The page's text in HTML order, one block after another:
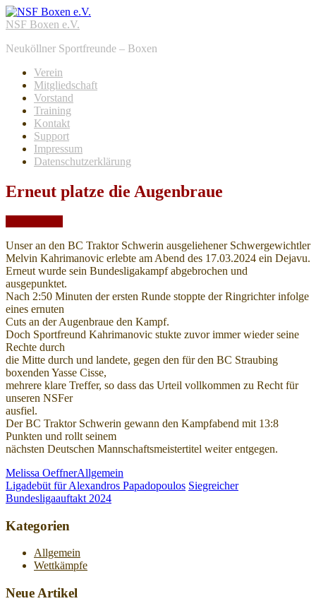
NSF Boxen e.V.
Neuköllner Sportfreunde – Boxen
Verein
Mitgliedschaft
Vorstand
Training
Kontakt
Support
Impressum
Datenschutzerklärung
Erneut platze die Augenbraue
Unser an den BC Traktor Schwerin ausgeliehener Schwergewichtler
Melvin Kahrimanovic erlebte am Abend des 17.03.2024 ein Dejavu.
Erneut wurde sein Bundesligakampf abgebrochen und
ausgepunktet.
Nach 2:50 Minuten der ersten Runde stoppte der Ringrichter infolge
eines ernuten
Cuts an der Augenbraue den Kampf.
Doch Sportfreund Kahrimanovic stukte zuvor immer wieder seine
Rechte durch
die Mitte durch und landete, gegen den für den BC Straubing
boxenden Yasse Cisse,
mehrere klare Treffer, so dass das Urteil vollkommen zu Recht für
unseren NSFer
ausfiel.
Der BC Traktor Schwerin gewann den Kampfabend mit 13:8
Punkten und rollt seinem
nächsten Deutschen Mannschaftsmeistertitel weiter entgegen.
Melissa OeffnerAllgemein
Ligadebüt für Alexandros Papadopoulos Siegreicher
Bundesligaauftakt 2024
Kategorien
Allgemein
Wettkämpfe
Neue Artikel